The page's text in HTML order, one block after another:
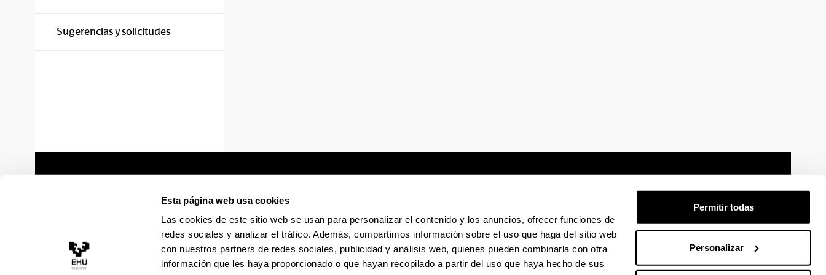
Esta página web usa cookies
Las cookies de este sitio web se usan para personalizar el contenido y los anuncios, ofrecer funciones de
redes sociales y analizar el tráfico. Además, compartimos información sobre el uso que haga del sitio web
con nuestros partners de redes sociales, publicidad y análisis web, quienes pueden combinarla con otra
información que les haya proporcionado o que hayan recopilado a partir del uso que haya hecho de sus
Permitir todas
Personalizar
Sugerencias y solicitudes
Sede electrónica Accesibilidad Información legal Mapa Ayuda Contacto
La EHU en TiktokLa EHU en BlueskyLa EHU en FacebookLa EHU en LinkedinLa EHU en InstagramLa EHU en YoutubeLa EHU en VimeoLa EHU en Flickr